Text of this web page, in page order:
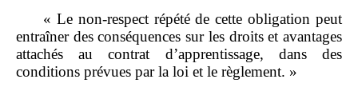
« Le non‑respect répété de cette obligation peut
entraîner des conséquences sur les droits et avantages
attachés au contrat d’apprentissage, dans des
conditions prévues par la loi et le règlement. »